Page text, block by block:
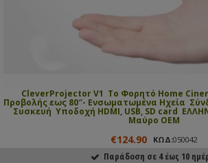
CleverProjector V1  Το Φορητό Home
Προβολής εως 80″- Ενσωματωμένα Ηχεία 
Συσκευή  Υποδοχή HDMI, USB, SD card 
Μαύρο ΟΕΜ
€124.90 ΚΩΔ:050042
Παράδοση σε 4 έως 10